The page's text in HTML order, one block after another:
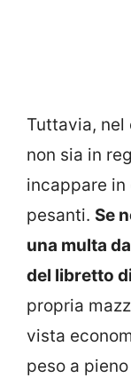
Tuttavia,
non sia in
incappare
pesanti. Se
una multa
del libretto
propria
vista
peso a